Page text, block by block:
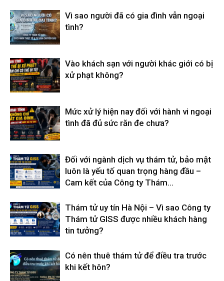
Vì sao người đã có gia đình vẫn ngoại
tình?
Vào khách sạn với người khác giới có bị
xử phạt không?
Mức xử lý hiện nay đối với hành vi ngoại
tình đã đủ sức răn đe chưa?
Đối với ngành dịch vụ thám tử, bảo mật
luôn là yếu tố quan trọng hàng đầu –
Cam kết của Công ty Thám...
Thám tử uy tín Hà Nội – Vì sao Công ty
Thám tử GISS được nhiều khách hàng
tin tưởng?
Có nên thuê thám tử để điều tra trước
khi kết hôn?